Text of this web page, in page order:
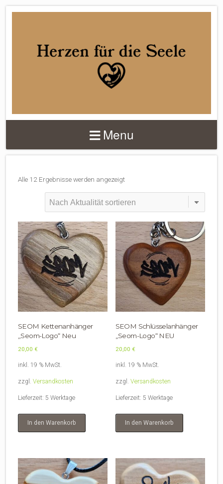
HERZENMACHER
Menu
Alle 12 Ergebnisse werden angezeigtNach
Aktualität
sortiert
SEOM Kettenanhänger
„Seom-Logo“ Neu
20,00 €
inkl. 19 % MwSt.
zzgl. Versandkosten
Lieferzeit: 5 Werktage
In den Warenkorb
SEOM Schlüsselanhänger
„Seom-Logo“ NEU
20,00 €
inkl. 19 % MwSt.
zzgl. Versandkosten
Lieferzeit: 5 Werktage
In den Warenkorb